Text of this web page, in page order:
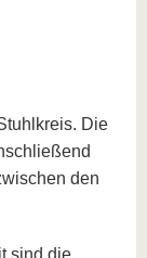
Die
den
sind die